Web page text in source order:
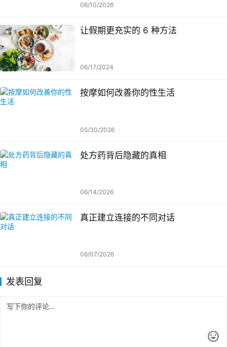
06/10/2026
让假期更充实的 6 种方法
06/17/2024
按摩如何改善你的性生活
05/30/2026
处方药背后隐藏的真相
06/14/2026
真正建立连接的不同对话
06/07/2026
发表回复